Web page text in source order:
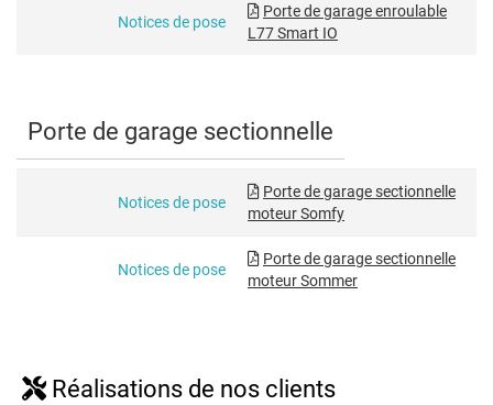
Notices de pose
Porte de garage enroulable
L77 Smart IO
Porte de garage sectionnelle
Notices de pose
Porte de garage sectionnelle
moteur Somfy
Notices de pose
Porte de garage sectionnelle
moteur Sommer
Réalisations de nos clients